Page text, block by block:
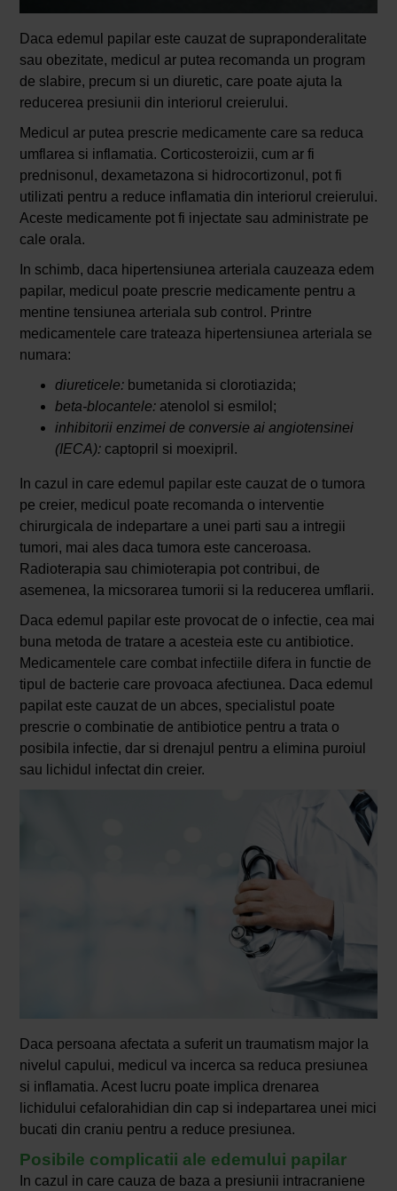
Daca edemul papilar este cauzat de supraponderalitate
sau obezitate, medicul ar putea recomanda un program
de slabire, precum si un diuretic, care poate ajuta la
reducerea presiunii din interiorul creierului.
Medicul ar putea prescrie medicamente care sa reduca
umflarea si inflamatia. Corticosteroizii, cum ar fi
prednisonul, dexametazona si hidrocortizonul, pot fi
utilizati pentru a reduce inflamatia din interiorul creierului.
Aceste medicamente pot fi injectate sau administrate pe
cale orala.
In schimb, daca hipertensiunea arteriala cauzeaza edem
papilar, medicul poate prescrie medicamente pentru a
mentine tensiunea arteriala sub control. Printre
medicamentele care trateaza hipertensiunea arteriala se
numara:
diureticele: bumetanida si clorotiazida;
beta-blocantele:atenolol si esmilol;
inhibitorii enzimei de conversie ai angiotensinei
(IECA):captopril si moexipril.
In cazul in care edemul papilar este cauzat de o tumora
pe creier, medicul poate recomanda o interventie
chirurgicala de indepartare a unei parti sau a intregii
tumori, mai ales daca tumora este canceroasa.
Radioterapia sau chimioterapia pot contribui, de
asemenea, la micsorarea tumorii si la reducerea umflarii.
Daca edemul papilar este provocat de o infectie, cea mai
buna metoda de tratare a acesteia este cu antibiotice.
Medicamentele care combat infectiile difera in functie de
tipul de bacterie care provoaca afectiunea. Daca edemul
papilat este cauzat de un abces, specialistul poate
prescrie o combinatie de antibiotice pentru a trata o
posibila infectie, dar si drenajul pentru a elimina puroiul
sau lichidul infectat din creier.
Daca persoana afectata a suferit un traumatism major la
nivelul capului, medicul va incerca sa reduca presiunea
si inflamatia. Acest lucru poate implica drenarea
lichidului cefalorahidian din cap si indepartarea unei mici
bucati din craniu pentru a reduce presiunea.
Posibile complicatii ale edemului papilar
In cazul in care cauza de baza a presiunii intracraniene